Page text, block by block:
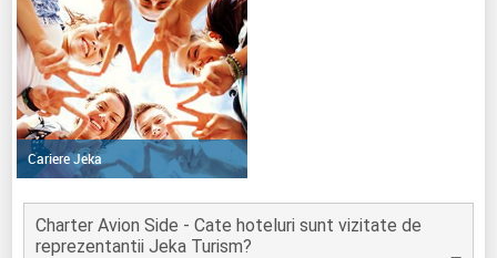
Cariere Jeka
Charter Avion Side - Cate hoteluri sunt vizitate de
reprezentantii Jeka Turism?